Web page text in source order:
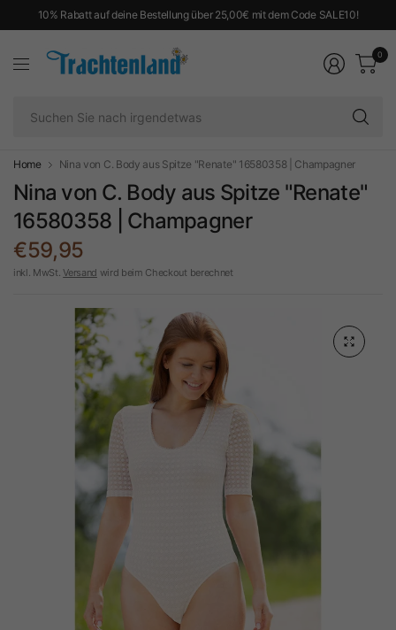
10% Rabatt auf deine Bestellung über 25,00€ mit dem Code SALE10!
0
Home Nina von C. Body aus Spitze "Renate" 16580358 | Champagner
Nina von C. Body aus Spitze "Renate"
16580358 | Champagner
€59,95
inkl. MwSt.Versand wird beim Checkout berechnet